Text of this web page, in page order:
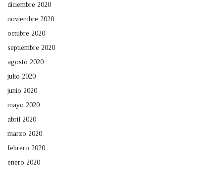
diciembre 2020
noviembre 2020
octubre 2020
septiembre 2020
agosto 2020
julio 2020
junio 2020
mayo 2020
abril 2020
marzo 2020
febrero 2020
enero 2020